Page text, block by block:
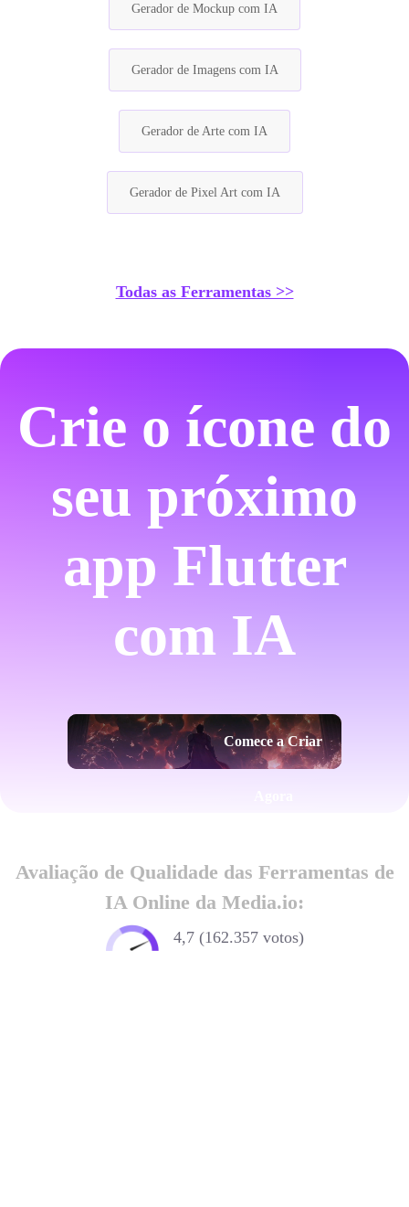
Gerador de Mockup com IA
Gerador de Imagens com IA
Gerador de Arte com IA
Gerador de Pixel Art com IA
Todas as Ferramentas >>
Crie o ícone do
seu próximo
app Flutter
com IA
Comece a Criar
Avaliação de Qualidade das Ferramentas de
IA Online da Media.io:
4,7 (162.357 votos)